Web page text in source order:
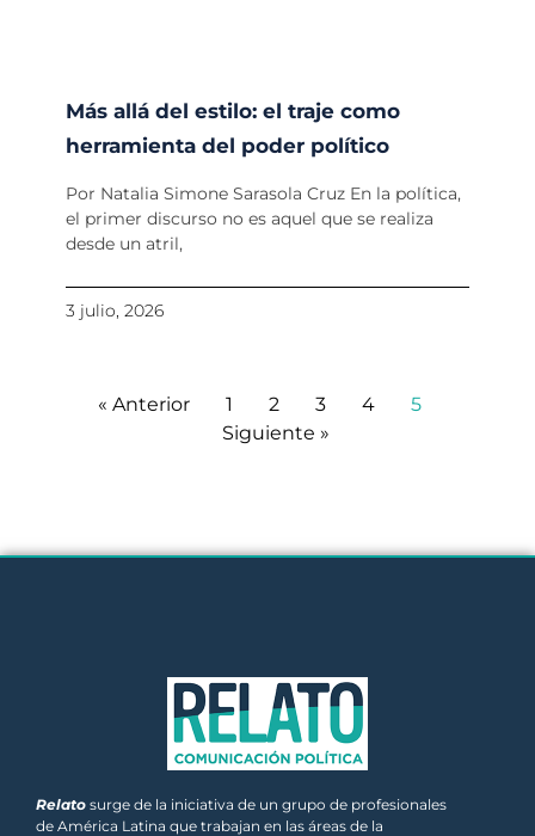
Más allá del estilo: el traje como
herramienta del poder político
Por Natalia Simone Sarasola Cruz En la política,
el primer discurso no es aquel que se realiza
desde un atril,
3 julio, 2026
« Anterior 1 2 3 4
5
Siguiente »
Relato surge de la iniciativa de un grupo de profesionales
de América Latina que trabajan en las áreas de la